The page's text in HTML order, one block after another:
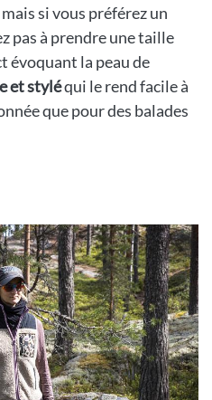
si vous préférez un
pas à prendre une taille
évoquant la peau de
et styléqui le rend facile à
que pour des balades